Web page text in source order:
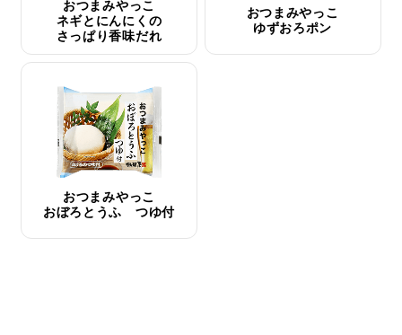
おつまみやっこ
ネギとにんにくの
さっぱり香味だれ
おつまみやっこ
ゆずおろポン
おつまみやっこ
おぼろとうふ つゆ付